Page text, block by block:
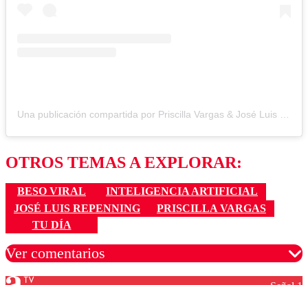
Una publicación compartida por Priscilla Vargas & José Luis Repenning (@pri.repe_oficial)
OTROS TEMAS A EXPLORAR:
BESO VIRAL
INTELIGENCIA ARTIFICIAL
JOSÉ LUIS REPENNING
PRISCILLA VARGAS
TU DÍA
Ver comentarios